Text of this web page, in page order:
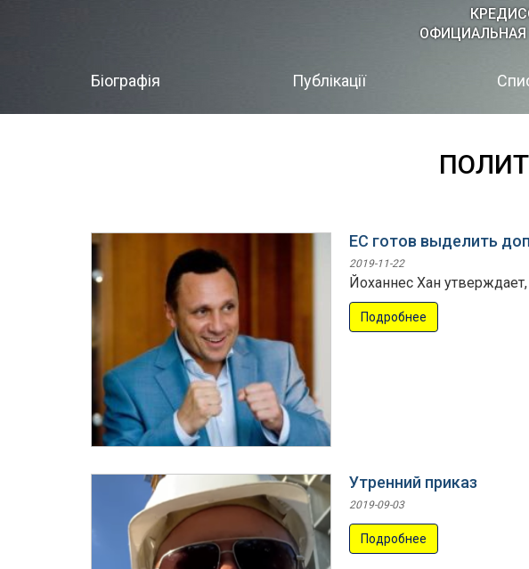
ОФИЦИАЛЬНАЯ
Біографія Публікації
ЕС готов выделить
2019-11-22
Йоханнес Хан
Подробнее
Утренний приказ
2019-09-03
Подробнее